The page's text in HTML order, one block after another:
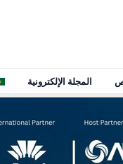
المجلة الإلكترونية